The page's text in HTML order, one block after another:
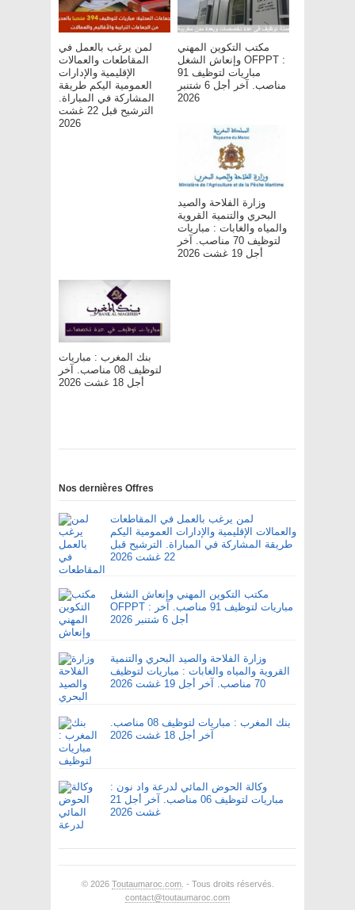
لمن يرغب بالعمل في
المقاطعات والعمالات
الإقليمية والإدارات
العمومية اليكم طريقة
المشاركة في المباراة.
الترشيح قبل 22 غشت
2026
مكتب التكوين المهني
وإنعاش الشغل OFPPT :
مباريات لتوظيف 91
مناصب. آخر أجل 6 شتنبر
2026
وزارة الفلاحة والصيد
البحري والتنمية القروية
والمياه والغابات : مباريات
لتوظيف 70 مناصب. آخر
أجل 19 غشت 2026
بنك المغرب : مباريات
لتوظيف 08 مناصب. آخر
أجل 18 غشت 2026
Nos dernières Offres
لمن يرغب بالعمل في المقاطعات
والعمالات الإقليمية والإدارات العمومية اليكم
طريقة المشاركة في المباراة. الترشيح قبل
22 غشت 2026
مكتب التكوين المهني وإنعاش الشغل
OFPPT : مباريات لتوظيف 91 مناصب. آخر
أجل 6 شتنبر 2026
وزارة الفلاحة والصيد البحري والتنمية
القروية والمياه والغابات : مباريات لتوظيف
70 مناصب. آخر أجل 19 غشت 2026
بنك المغرب : مباريات لتوظيف 08 مناصب.
آخر أجل 18 غشت 2026
وكالة الحوض المائي لدرعة واد نون :
مباريات لتوظيف 06 مناصب. آخر أجل 21
غشت 2026
© 2026 Toutaumaroc.com. - Tous droits réservés.
contact@toutaumaroc.com